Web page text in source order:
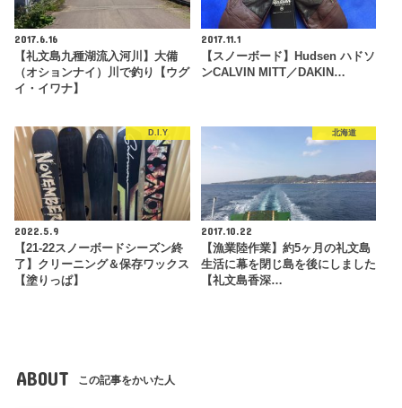
2017.6.16
【礼文島九種湖流入河川】大備
（オションナイ）川で釣り【ウグ
イ・イワナ】
2017.11.1
【スノーボード】Hudsen ハドソ
ンCALVIN MITT／DAKIN…
D.I.Y
2022.5.9
【21-22スノーボードシーズン終
了】クリーニング＆保存ワックス
【塗りっぱ】
北海道
2017.10.22
【漁業陸作業】約5ヶ月の礼文島
生活に幕を閉じ島を後にしました
【礼文島香深…
ABOUT この記事をかいた人